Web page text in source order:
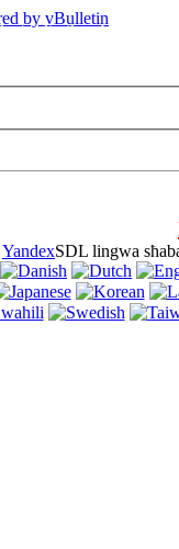
din il-websajt
YandexSDL lingwa